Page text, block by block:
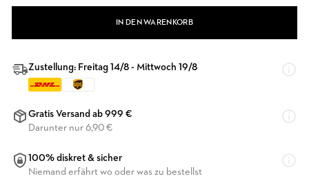
IN DEN WARENKORB
Zustellung: Freitag 14/8 - Mittwoch 19/8
Gratis Versand ab 999 €
Darunter nur 6,90 €
100% diskret & sicher
Niemand erfährt wo oder was zu bestellst